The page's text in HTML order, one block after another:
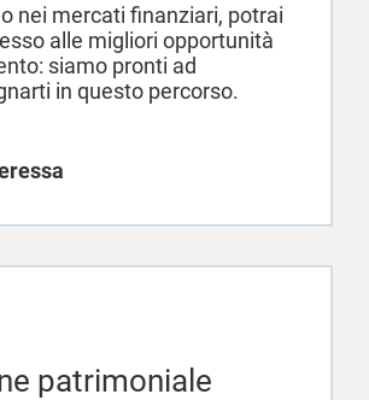
nei mercati finanziari, potrai
alle migliori opportunità
siamo pronti ad
in questo percorso.
patrimoniale